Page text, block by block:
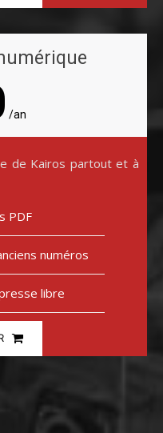
/an
de Kairos partout et à
PDF
numéros
libre